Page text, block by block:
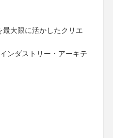
大限に活かしたクリエ
ンダストリー・アーキテ